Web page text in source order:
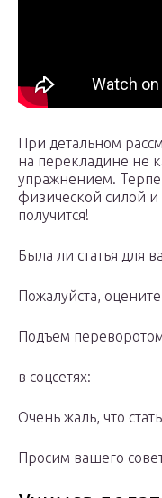
При детальном
на перекладине не
упражнением.
физической силой
получится!
Была ли статья для
Пожалуйста,
Подъем
в соцсетях:
Очень жаль, что
Просим вашего